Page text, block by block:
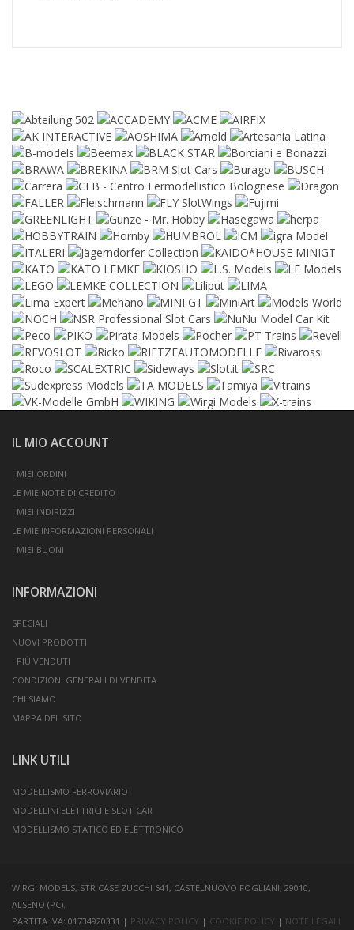
IL MIO ACCOUNT
I MIEI ORDINI
LE MIE NOTE DI CREDITO
I MIEI INDIRIZZI
LE MIE INFORMAZIONI PERSONALI
I MIEI BUONI
INFORMAZIONI
SPECIALI
NUOVI PRODOTTI
I PIÙ VENDUTI
CONDIZIONI GENERALI DI VENDITA
CHI SIAMO
MAPPA DEL SITO
LINK UTILI
MODELLISMO FERROVIARIO
MODELLINI ELETTRICI E SLOT CAR
MODELLISMO STATICO ED ELETTRONICO
WIRGI MODELS, STR CASE ZUCCHI 641, CASTELNUOVO FOGLIANI, 29010,
ALSENO (PC).
PARTITA IVA: 01734920331 | PRIVACY POLICY | COOKIE POLICY | NOTE LEGALI